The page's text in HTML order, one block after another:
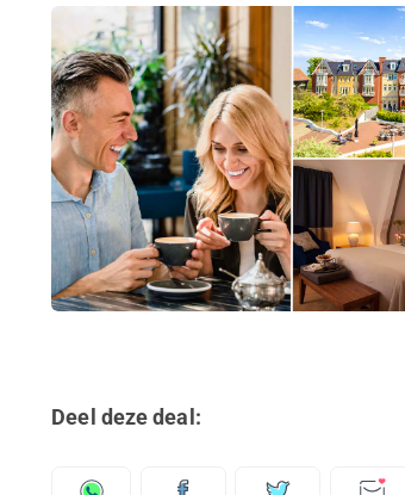
Deel deze deal: